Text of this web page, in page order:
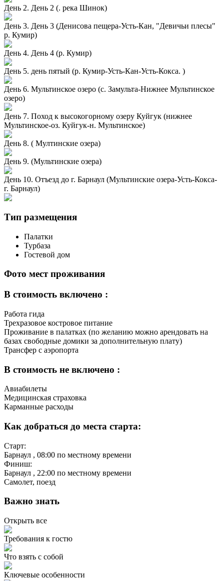
День 2. День 2 (. река Шинок)
День 3. День 3 (Денисова пещера-Усть-Кан, "Девичьи плесы"
р. Кумир)
День 4. День 4 (р. Кумир)
День 5. день пятый (р. Кумир-Усть-Кан-Усть-Кокса. )
День 6. Мультинское озеро (с. Замульта-Нижнее Мультинское
озеро)
День 7. Поход к высокогорному озеру Куйгук (нижнее
Мультинское-оз. Куйгук-н. Мультинское)
День 8. ( Мултинские озера)
День 9. (Мультинские озера)
День 10. Отъезд до г. Барнаул (Мультинские озера-Усть-Кокса-
г. Барнаул)
Тип размещения
Палатки
Турбаза
Гостевой дом
Фото мест проживания
В стоимость включено :
Работа гида
Трехразовое костровое питание
Проживание в палатках (по желанию можно арендовать на
базах свободные домики за дополнительную плату)
Трансфер с аэропорта
В стоимость не включено :
Авиабилеты
Медицинская страховка
Карманные расходы
Как добраться до места старта:
Старт:
Барнаул , 08:00 по местному времени
Финиш:
Барнаул , 22:00 по местному времени
Самолет, поезд
Важно знать
Открыть все
Требования к гостю
Что взять с собой
Ключевые особенности